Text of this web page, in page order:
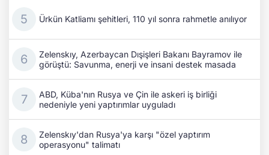
Ürkün Katliamı şehitleri, 110 yıl sonra rahmetle anılıyor
Zelenskıy, Azerbaycan Dışişleri Bakanı Bayramov ile
görüştü: Savunma, enerji ve insani destek masada
ABD, Küba'nın Rusya ve Çin ile askeri iş birliği
nedeniyle yeni yaptırımlar uyguladı
Zelenskıy'dan Rusya'ya karşı "özel yaptırım
operasyonu" talimatı